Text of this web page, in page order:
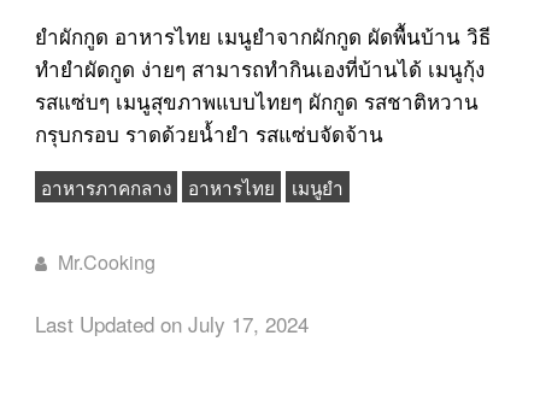
ยำผักกูด อาหารไทย เมนูยำจากผักกูด ผัดพื้นบ้าน วิธี
ทำยำผัดกูด ง่ายๆ สามารถทำกินเองที่บ้านได้ เมนูกุ้ง
รสแซ่บๆ เมนูสุขภาพแบบไทยๆ ผักกูด รสชาติหวาน
กรุบกรอบ ราดด้วยน้ำยำ รสแซ่บจัดจ้าน
อาหารภาคกลาง อาหารไทย เมนูยำ
Mr.Cooking
Last Updated on July 17, 2024